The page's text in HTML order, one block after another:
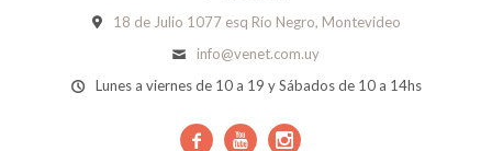
18 de Julio 1077 esq Río Negro, Montevideo
info@venet.com.uy
Lunes a viernes de 10 a 19 y Sábados de 10 a 14hs
  